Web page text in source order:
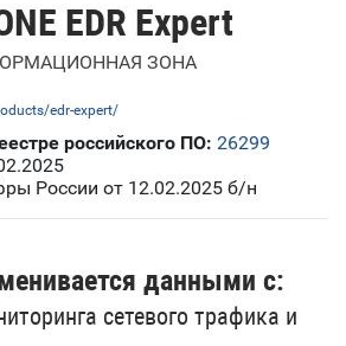
EDR Expert
ЗОНА
edr-expert/
российского ПО: 26299
России от 12.02.2025 б/н
данными с:
сетевого трафика и